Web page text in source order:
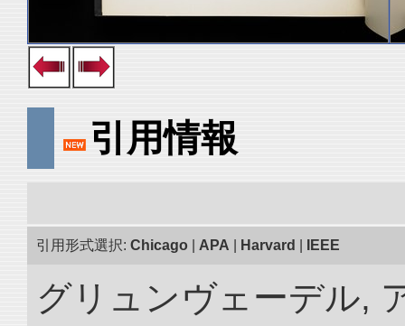
引用情報
引用形式選択: Chicago APA Harvard IEEE
グリュンヴェーデル,